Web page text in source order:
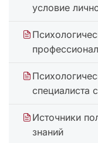
условие
специалиста
Источники
знаний